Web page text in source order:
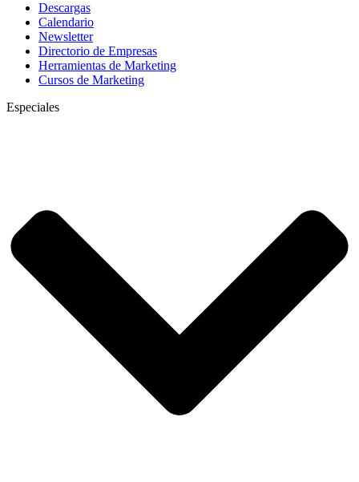
Descargas
Calendario
Newsletter
Directorio de Empresas
Herramientas de Marketing
Cursos de Marketing
Especiales